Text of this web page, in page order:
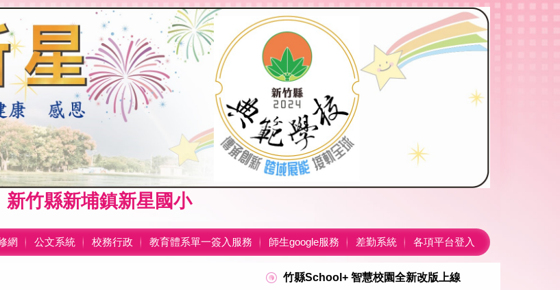
新竹縣新埔鎮新星國小
網 公文系統 校務行政 教育體系單一簽入服務 師生google服務 差勤系統 各項平台登入
竹縣School+ 智慧校園全新改版上線